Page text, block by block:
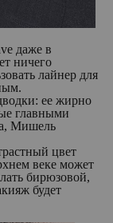
даже в
ничего
лайнер для
ее жирно
главными
Мишель
цвет
веке может
бирюзовой,
будет